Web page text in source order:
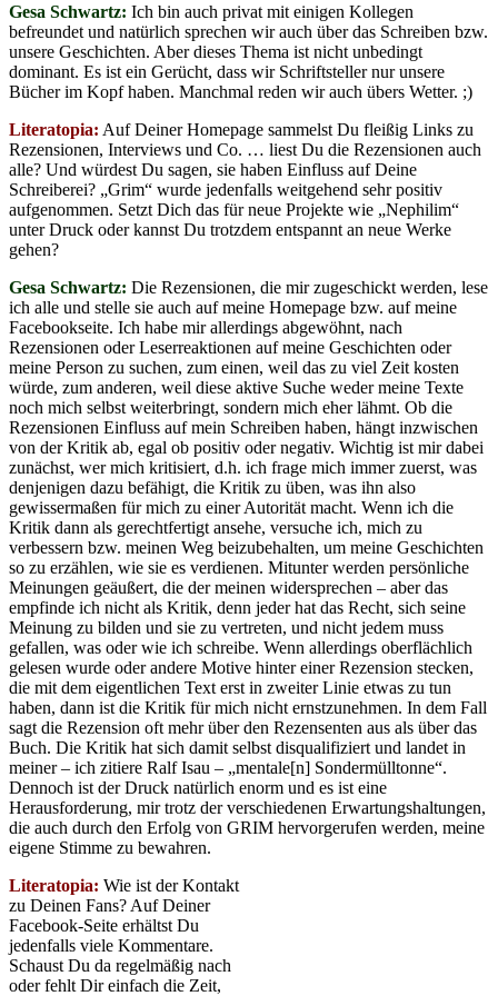
Gesa Schwartz: Ich bin auch privat mit einigen Kollegen
befreundet und natürlich sprechen wir auch über das Schreiben bzw.
unsere Geschichten. Aber dieses Thema ist nicht unbedingt
dominant. Es ist ein Gerücht, dass wir Schriftsteller nur unsere
Bücher im Kopf haben. Manchmal reden wir auch übers Wetter. ;)
Literatopia: Auf Deiner Homepage sammelst Du fleißig Links zu
Rezensionen, Interviews und Co. … liest Du die Rezensionen auch
alle? Und würdest Du sagen, sie haben Einfluss auf Deine
Schreiberei? „Grim“ wurde jedenfalls weitgehend sehr positiv
aufgenommen. Setzt Dich das für neue Projekte wie „Nephilim“
unter Druck oder kannst Du trotzdem entspannt an neue Werke
gehen?
Gesa Schwartz: Die Rezensionen, die mir zugeschickt werden, lese
ich alle und stelle sie auch auf meine Homepage bzw. auf meine
Facebookseite. Ich habe mir allerdings abgewöhnt, nach
Rezensionen oder Leserreaktionen auf meine Geschichten oder
meine Person zu suchen, zum einen, weil das zu viel Zeit kosten
würde, zum anderen, weil diese aktive Suche weder meine Texte
noch mich selbst weiterbringt, sondern mich eher lähmt. Ob die
Rezensionen Einfluss auf mein Schreiben haben, hängt inzwischen
von der Kritik ab, egal ob positiv oder negativ. Wichtig ist mir dabei
zunächst, wer mich kritisiert, d.h. ich frage mich immer zuerst, was
denjenigen dazu befähigt, die Kritik zu üben, was ihn also
gewissermaßen für mich zu einer Autorität macht. Wenn ich die
Kritik dann als gerechtfertigt ansehe, versuche ich, mich zu
verbessern bzw. meinen Weg beizubehalten, um meine Geschichten
so zu erzählen, wie sie es verdienen. Mitunter werden persönliche
Meinungen geäußert, die der meinen widersprechen – aber das
empfinde ich nicht als Kritik, denn jeder hat das Recht, sich seine
Meinung zu bilden und sie zu vertreten, und nicht jedem muss
gefallen, was oder wie ich schreibe. Wenn allerdings oberflächlich
gelesen wurde oder andere Motive hinter einer Rezension stecken,
die mit dem eigentlichen Text erst in zweiter Linie etwas zu tun
haben, dann ist die Kritik für mich nicht ernstzunehmen. In dem Fall
sagt die Rezension oft mehr über den Rezensenten aus als über das
Buch. Die Kritik hat sich damit selbst disqualifiziert und landet in
meiner – ich zitiere Ralf Isau – „mentale[n] Sondermülltonne“.
Dennoch ist der Druck natürlich enorm und es ist eine
Herausforderung, mir trotz der verschiedenen Erwartungshaltungen,
die auch durch den Erfolg von GRIM hervorgerufen werden, meine
eigene Stimme zu bewahren.
Literatopia: Wie ist der Kontakt
zu Deinen Fans? Auf Deiner
Facebook-Seite erhältst Du
jedenfalls viele Kommentare.
Schaust Du da regelmäßig nach
oder fehlt Dir einfach die Zeit,